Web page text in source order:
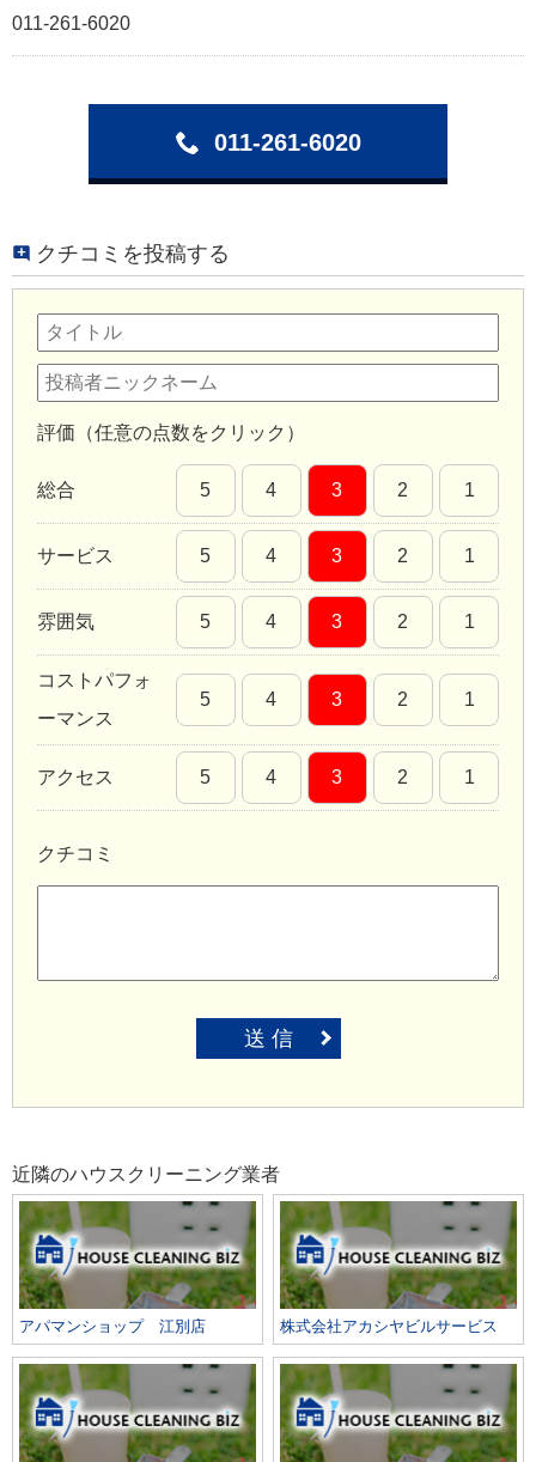
011-261-6020
011-261-6020
クチコミを投稿する
評価（任意の点数をクリック）
総合 5 4 3 2 1
サービス 5 4 3 2 1
雰囲気 5 4 3 2 1
コストパフォ
ーマンス
5 4 3 2 1
アクセス 5 4 3 2 1
クチコミ
送 信
近隣のハウスクリーニング業者
アパマンショップ 江別店 株式会社アカシヤビルサービス